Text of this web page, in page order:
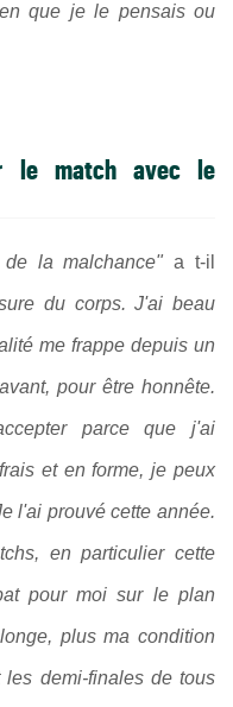
que je le pensais ou
le match avec le
la malchance" a t-il
du corps. J'ai beau
me frappe depuis un
pour être honnête.
parce que j'ai
et en forme, je peux
l'ai prouvé cette année.
en particulier cette
pour moi sur le plan
plus ma condition
demi-finales de tous